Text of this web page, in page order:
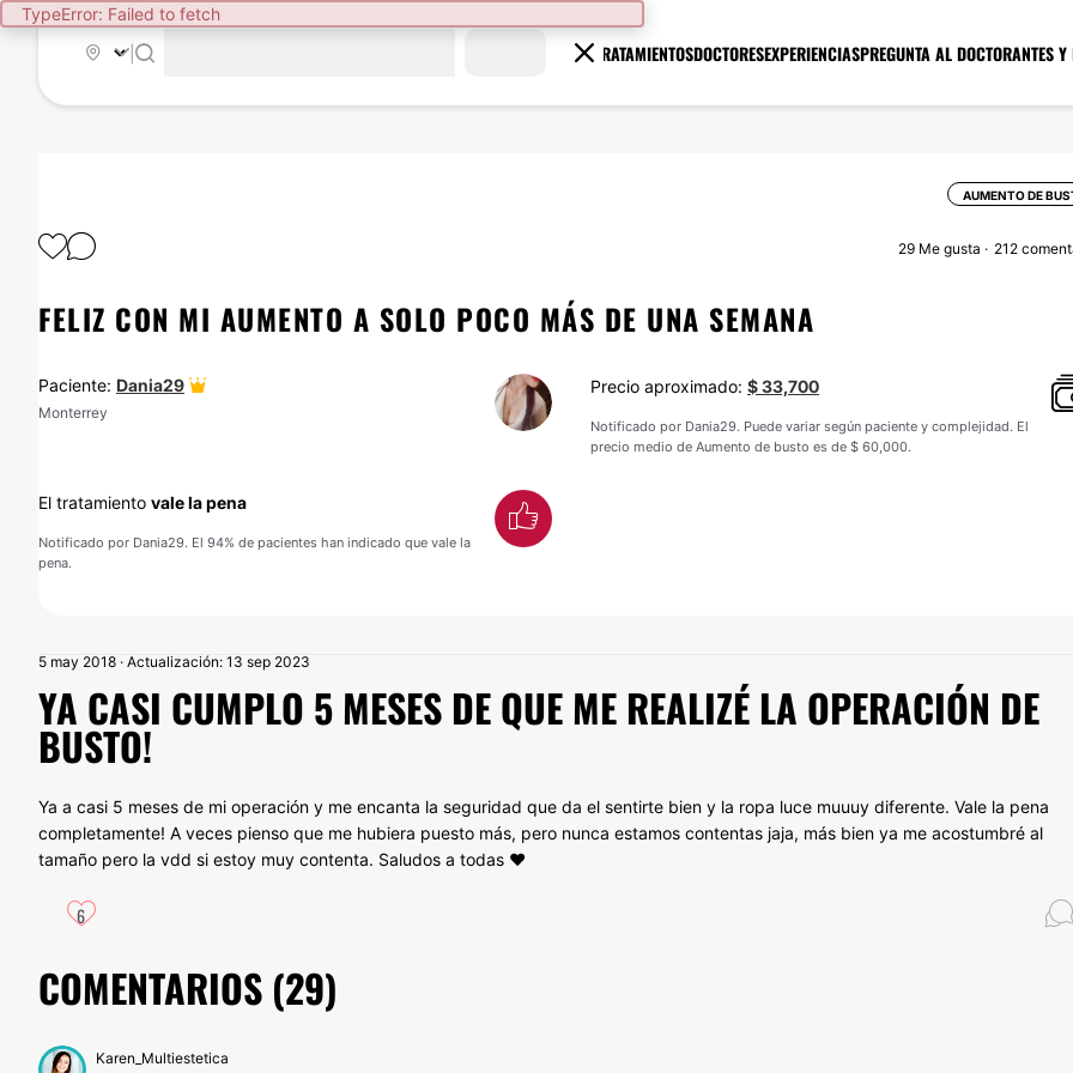
TypeError: Failed to fetch
TRATAMIENTOSDOCTORESEXPERIENCIASPREGUNTA AL DOCTORANTES Y
AUMENTO DE
29 Me gusta 212
FELIZ CON MI AUMENTO A SOLO POCO MÁS DE UNA SEMANA
Paciente: Dania29
Monterrey
Precio aproximado: $ 33,700
Notificado por Dania29. Puede variar según paciente y complejidad. El
precio medio de Aumento de busto es de $ 60,000.
El tratamiento vale la pena
Notificado por Dania29. El 94% de pacientes han indicado que vale la
pena.
5 may 2018 · Actualización: 13 sep 2023
YA CASI CUMPLO 5 MESES DE QUE ME REALIZÉ LA OPERACIÓN DE
BUSTO!
Ya a casi 5 meses de mi operación y me encanta la seguridad que da el sentirte bien y la ropa luce muuuy diferente. Vale la pena
completamente! A veces pienso que me hubiera puesto más, pero nunca estamos contentas jaja, más bien ya me acostumbré al
tamaño pero la vdd si estoy muy contenta. Saludos a todas ❤
6
COMENTARIOS (29)
Karen_Multiestetica